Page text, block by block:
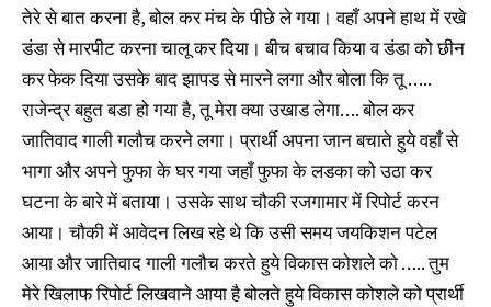
तेरे से बात करना है, बोल कर मंच के पीछे ले गया। वहाँ अपने हाथ में रखे
डंडा से मारपीट करना चालू कर दिया। बीच बचाव किया व डंडा को छीन
कर फेक दिया उसके बाद झापड से मारने लगा और बोला कि तू …..
राजेन्द्र बहुत बडा हो गया है, तू मेरा क्या उखाड लेगा…. बोल कर
जातिवाद गाली गलौच करने लगा। प्रार्थी अपना जान बचाते हुये वहाँ से
भागा और अपने फुफा के घर गया जहाँ फुफा के लडका को उठा कर
घटना के बारे में बताया। उसके साथ चौकी रजगामार में रिपोर्ट करन
आया। चौकी में आवेदन लिख रहे थे कि उसी समय जयकिशन पटेल
आया और जातिवाद गाली गलौच करते हुये विकास कोशले को ….. तुम
मेरे खिलाफ रिपोर्ट लिखवाने आया है बोलते हुये विकास कोशले को प्रार्थी